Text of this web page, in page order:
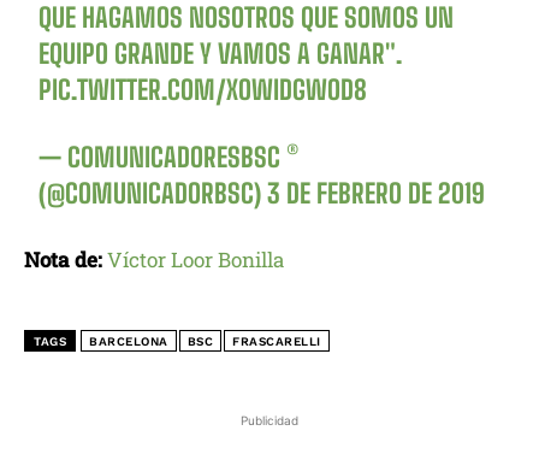
Publicidad
QUE HAGAMOS NOSOTROS QUE SOMOS UN
EQUIPO GRANDE Y VAMOS A GANAR".
PIC.TWITTER.COM/XOWIDGWOD8
— COMUNICADORESBSC ®
(@COMUNICADORBSC)3 DE FEBRERO DE 2019
Nota de:Víctor Loor Bonilla
TAGS BARCELONA BSC FRASCARELLI